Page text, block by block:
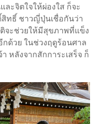
ะจิตใจให้ผ่องใส ก็จะ
สิทธิ์ ชาวญี่ปุ่นเชื่อกันว่า
จะช่วยให้มีสุขภาพที่แข็ง
กด้วย ในช่วงฤดูร้อนศาล
หลังจากสักการะเสร็จ ก็